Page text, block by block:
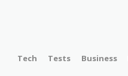
Tech Tests Business